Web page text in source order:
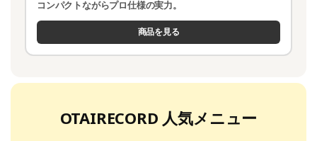
コンパクトながらプロ仕様の実力。
商品を見る
OTAIRECORD 人気メニュー